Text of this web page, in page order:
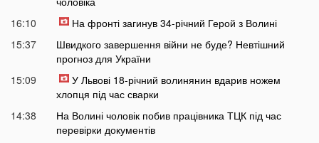
16:10
На фронті загинув 34-річний Герой з Волині
15:37
Швидкого завершення війни не буде? Невтішний
прогноз для України
15:09
У Львові 18-річний волинянин вдарив ножем
хлопця під час сварки
14:38
На Волині чоловік побив працівника ТЦК під час
перевірки документів